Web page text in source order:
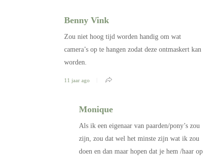
Benny Vink
Zou niet hoog tijd worden handig om wat
camera’s op te hangen zodat deze ontmaskert kan
worden.
11 jaar ago
Monique
Als ik een eigenaar van paarden/pony’s zou
zijn, zou dat wel het minste zijn wat ik zou
doen en dan maar hopen dat je hem /haar op